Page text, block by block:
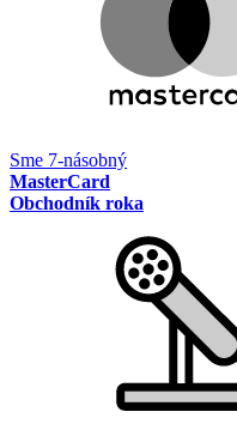
Sme 7-násobný
MasterCard
Obchodník roka